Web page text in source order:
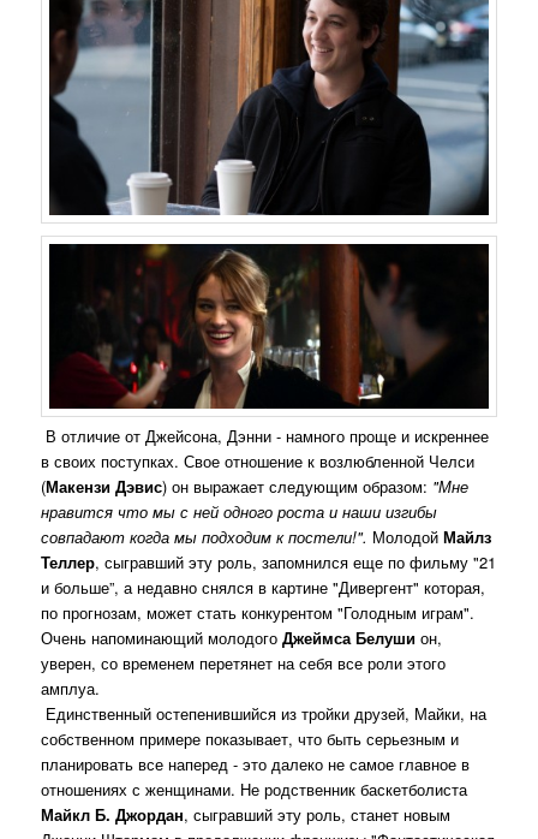
В отличие от Джейсона, Дэнни - намного проще и искреннее
в своих поступках. Свое отношение к возлюбленной Челси
(Макензи Дэвис) он выражает следующим образом: "Мне
нравится что мы с ней одного роста и наши изгибы
совпадают когда мы подходим к постели!". Молодой Майлз
Теллер, сыгравший эту роль, запомнился еще по фильму "21
и больше”, а недавно снялся в картине "Дивергент" которая,
по прогнозам, может стать конкурентом "Голодным играм".
Очень напоминающий молодогоДжеймса Белуши он,
уверен, со временем перетянет на себя все роли этого
амплуа.
Единственный остепенившийся из тройки друзей, Майки, на
собственном примере показывает, что быть серьезным и
планировать все наперед - это далеко не самое главное в
отношениях с женщинами. Не родственник баскетболиста
Майкл Б. Джордан, сыгравший эту роль, станет новым